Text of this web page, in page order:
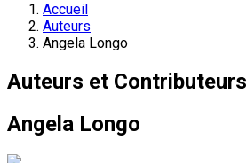
Accueil
Auteurs
Angela Longo
Auteurs et Contributeurs
Angela Longo